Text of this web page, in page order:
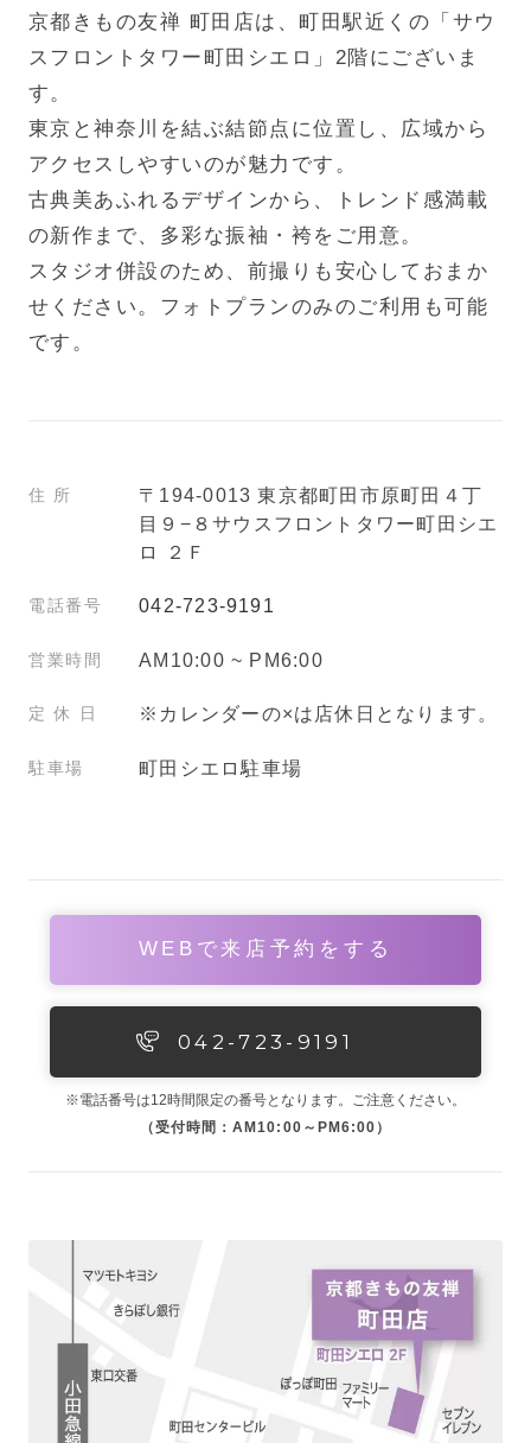
京都きもの友禅 町田店は、町田駅近くの「サウ
スフロントタワー町田シエロ」2階にございま
す。
東京と神奈川を結ぶ結節点に位置し、広域から
アクセスしやすいのが魅力です。
古典美あふれるデザインから、トレンド感満載
の新作まで、多彩な振袖・袴をご用意。
スタジオ併設のため、前撮りも安心しておまか
せください。フォトプランのみのご利用も可能
です。
住所
〒194-0013 東京都町田市原町田４丁
目９−８サウスフロントタワー町田シエ
ロ ２Ｆ
電話番号 042-723-9191
営業時間 AM10:00 ~ PM6:00
定 休 日 ※カレンダーの×は店休日となります。
駐車場 町田シエロ駐車場
042-723-9191
※電話番号は12時間限定の番号となります。ご注意ください。
（受付時間：AM10:00～PM6:00）
WEBで来店予約をする